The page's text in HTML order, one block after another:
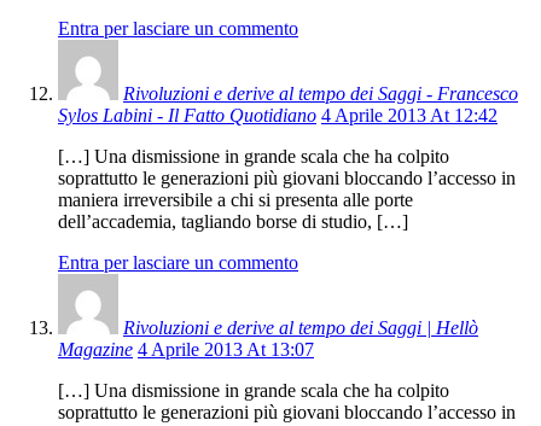
Entra per lasciare un commento
Rivoluzioni e derive al tempo dei Saggi - Francesco
Sylos Labini - Il Fatto Quotidiano 4 Aprile 2013 At 12:42
[…] Una dismissione in grande scala che ha colpito
soprattutto le generazioni più giovani bloccando l’accesso in
maniera irreversibile a chi si presenta alle porte
dell’accademia, tagliando borse di studio, […]
Entra per lasciare un commento
Rivoluzioni e derive al tempo dei Saggi | Hellò
Magazine 4 Aprile 2013 At 13:07
[…] Una dismissione in grande scala che ha colpito
soprattutto le generazioni più giovani bloccando l’accesso in